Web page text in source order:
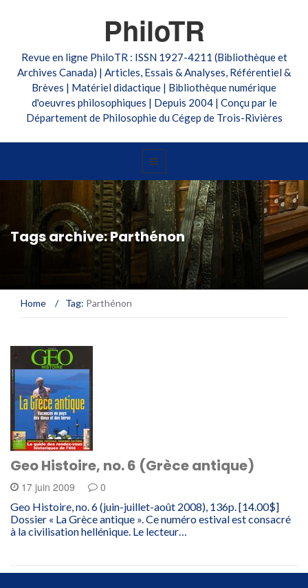
PhiloTR
Revue en ligne PhiloTR : ISSN 1927-4211 (Bibliothèque et
Archives Canada) | Articles, Essais & Analyses, Référentiel &
Brèves | Matériel didactique | Bibliothèque numérique
d'oeuvres philosophiques | Depuis 2004 | Conçu par le
Département de Philosophie du Cégep de Trois-Rivières
Tags archive: Parthénon
Home / Tag: Parthénon
Geo Histoire, no. 6 (Grèce antique)
17 juin 2009 0
Geo Histoire, no. 6 (juin-juillet-août 2008), 136p. [14.00$]
Dossier « La Grèce antique ». Ce numéro estival est consacré
à la civilisation hellénique. Le lecteur…